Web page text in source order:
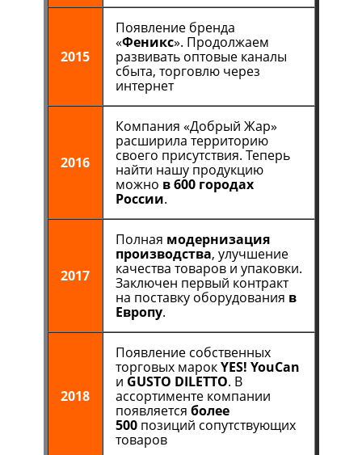
2015
Появление бренда
«Феникс». Продолжаем
развивать оптовые каналы
сбыта, торговлю через
интернет
2016
Компания «Добрый Жар»
расширила территорию
своего присутствия. Теперь
найти нашу продукцию
можно в 600 городах
России.
2017
Полная модернизация
производства, улучшение
качества товаров и упаковки.
Заключен первый контракт
на поставку оборудования в
Европу.
2018
Появление собственных
торговых марокYES! YouCan
и GUSTO DILETTO. В
ассортименте компании
появляется более
500позиций сопутствующих
товаров